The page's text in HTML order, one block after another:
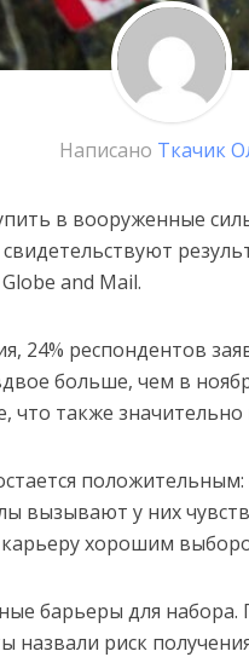
Написано Ткачик
в вооруженные
and Mail.
24% респондентов
больше, чем в
что также
положительным:
вызывают у них
хорошим
барьеры для
назвали риск